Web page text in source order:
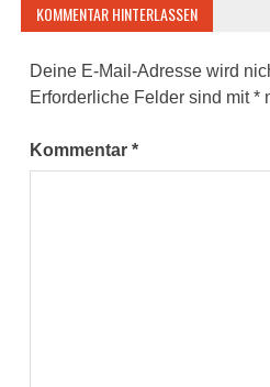
KOMMENTAR HINTERLASSEN
Deine E-Mail-Adresse wird
Erforderliche Felder sind mit*
Kommentar*